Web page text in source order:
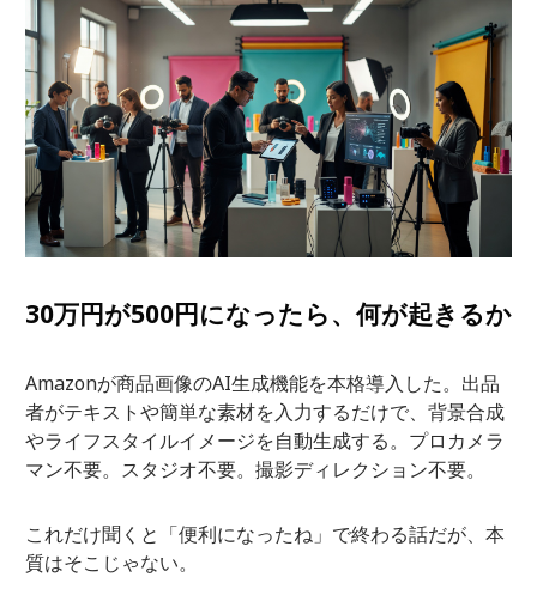
30万円が500円になったら、何が起きるか
Amazonが商品画像のAI生成機能を本格導入した。出品
者がテキストや簡単な素材を入力するだけで、背景合成
やライフスタイルイメージを自動生成する。プロカメラ
マン不要。スタジオ不要。撮影ディレクション不要。
これだけ聞くと「便利になったね」で終わる話だが、本
質はそこじゃない。